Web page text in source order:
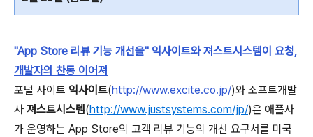
"App Store 리뷰 기능 개선을" 익사이트와 져스트시스템이 요청,
개발자의 찬동 이어져
포털 사이트 익사이트(http://www.excite.co.jp/)와 소프트개발
사 져스트시스템(http://www.justsystems.com/jp/)은 애플사
가 운영하는 App Store의 고객 리뷰 기능의 개선 요구서를 미국